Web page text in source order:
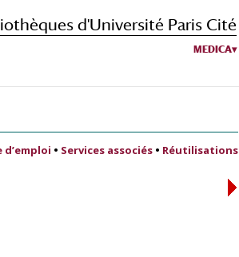
d'Université Paris Cité
MEDICA
d’emploi • Services associés • Réutilisations